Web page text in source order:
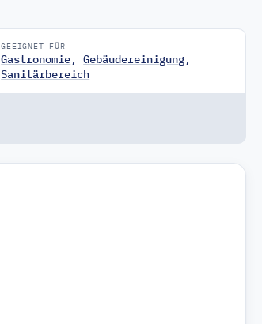
GEEIGNET FÜR
Gastronomie,Gebäudereinigung,
Sanitärbereich